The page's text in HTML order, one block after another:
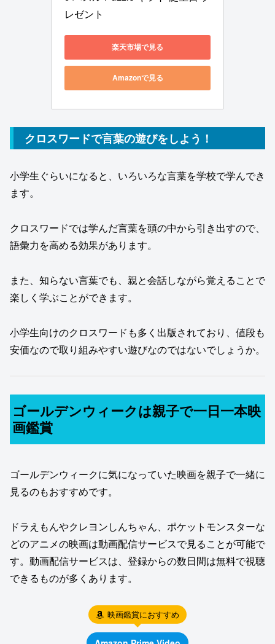
レゼント
楽天市場で見る
Amazonで見る
クロスワードで言葉の遊びをしよう！
小学生ぐらいになると、いろいろな言葉を学校で学んでき
ます。
クロスワードでは学んだ言葉を頭の中から引き出すので、
語彙力を高める効果があります。
また、知らない言葉でも、親と会話しながら覚えることで
楽しく学ぶことができます。
小学生向けのクロスワードも多く出版されており、値段も
安価なので取り組みやすい遊びなのではないでしょうか。
ゴールデンウィークは親子で一日一本映
画鑑賞
ゴールデンウィークに気になっていた映画を親子で一緒に
見るのもおすすめです。
ドラえもんやクレヨンしんちゃん、ポケットモンスターな
どのアニメの映画は動画配信サービスで見ることが可能で
す。動画配信サービスは、登録からの数日間は無料で視聴
できるものが多くあります。
映画鑑賞におすすめ